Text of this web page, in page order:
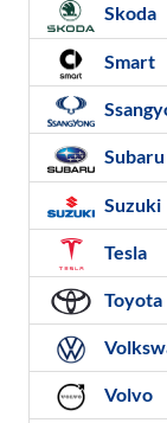
Skoda
Smart
Subaru
Suzuki
Tesla
Toyota
Volvo